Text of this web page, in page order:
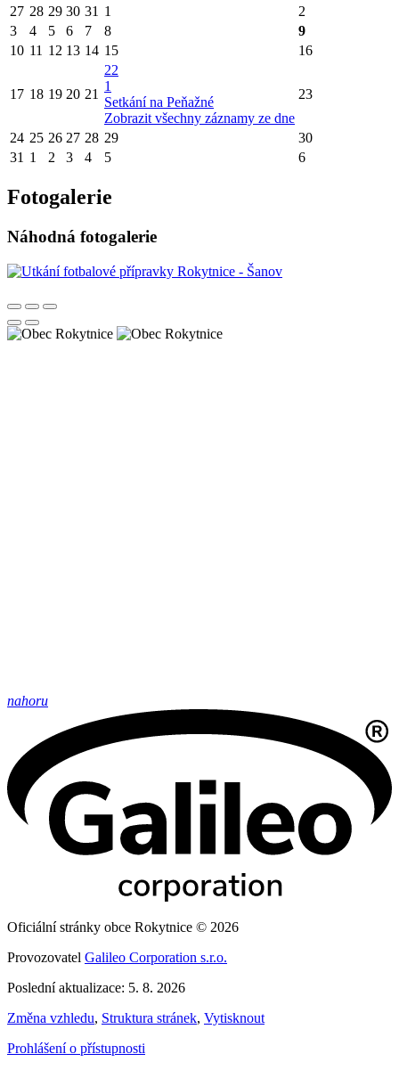
27 28 29 30 31 1
2
3
4 5 6 7 8
9
10 11 12 13 14 15 16
17 18 19 20 21
22
1
Setkání na Peňažné
Zobrazit všechny záznamy ze dne
23
24 25 26 27 28 29
30
31 1 2 3 4 5 6
Fotogalerie
Náhodná fotogalerie
nahoru
Oficiální stránky obce Rokytnice © 2026
Provozovatel Galileo Corporation s.r.o.
Poslední aktualizace: 5. 8. 2026
Změna vzhledu, Struktura stránek, Vytisknout
Prohlášení o přístupnosti